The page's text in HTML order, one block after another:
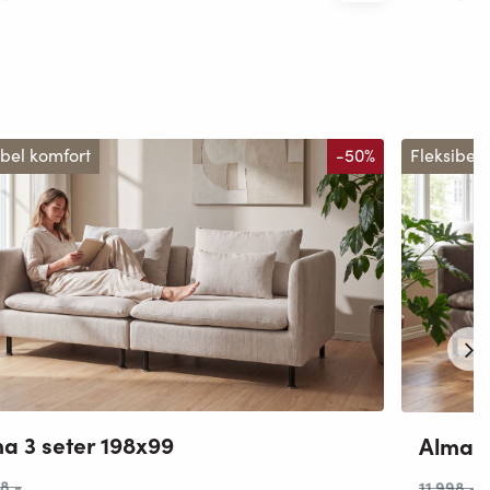
komfort -50%
3 seter 198x99
Fleksibel
Alma